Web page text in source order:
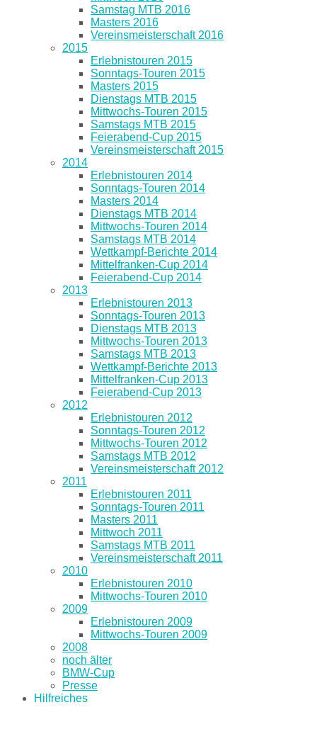
Samstag MTB 2016
Masters 2016
Vereinsmeisterschaft 2016
2015
Erlebnistouren 2015
Sonntags-Touren 2015
Masters 2015
Dienstags MTB 2015
Mittwochs-Touren 2015
Samstags MTB 2015
Feierabend-Cup 2015
Vereinsmeisterschaft 2015
2014
Erlebnistouren 2014
Sonntags-Touren 2014
Masters 2014
Dienstags MTB 2014
Mittwochs-Touren 2014
Samstags MTB 2014
Wettkampf-Berichte 2014
Mittelfranken-Cup 2014
Feierabend-Cup 2014
2013
Erlebnistouren 2013
Sonntags-Touren 2013
Dienstags MTB 2013
Mittwochs-Touren 2013
Samstags MTB 2013
Wettkampf-Berichte 2013
Mittelfranken-Cup 2013
Feierabend-Cup 2013
2012
Erlebnistouren 2012
Sonntags-Touren 2012
Mittwochs-Touren 2012
Samstags MTB 2012
Vereinsmeisterschaft 2012
2011
Erlebnistouren 2011
Sonntags-Touren 2011
Masters 2011
Mittwoch 2011
Samstags MTB 2011
Vereinsmeisterschaft 2011
2010
Erlebnistouren 2010
Mittwochs-Touren 2010
2009
Erlebnistouren 2009
Mittwochs-Touren 2009
2008
noch älter
BMW-Cup
Presse
Hilfreiches